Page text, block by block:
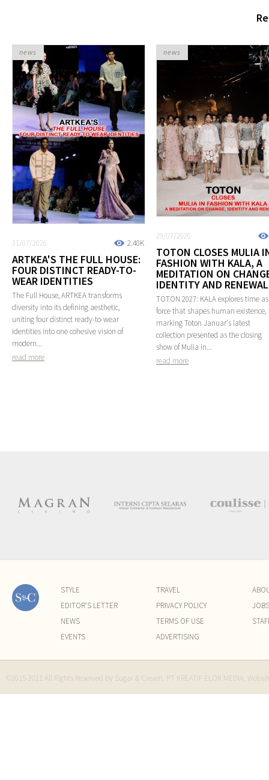
2.40K
31/07/2026
ARTKEA'S THE FULL HOUSE:
FOUR DISTINCT READY-TO-
WEAR IDENTITIES
The Full House, ARTKEA transforms
diversity into its defining aesthetic,
uniting four distinct ready-to-wear
identities into one cohesive vision of
modern...
read more
news
29/07/2026
TOTON CLOSES MULIA
FASHION WITH KALA, A
MEDITATION ON
IDENTITY AND RENEWAL
TOTON 2027: KALA explores time
force that shapes human existence,
marking Toton Januar's latest
collection presented as the closing
show of Mulia in...
read more
news
STYLE
EDITOR'S LETTER
NEWS
EVENTS
TRAVEL
PRIVACY POLICY
TERMS OF USE
ADVERTISING
JOBS
©2015-2021 All Rights Reserved by Sugar & Cream. PT KREATIF ELOK MEDIA.